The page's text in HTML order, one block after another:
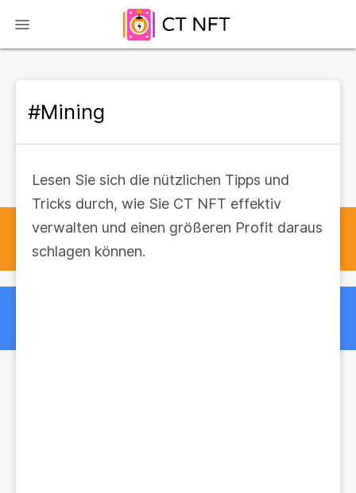
#Mining
Lesen Sie sich die nützlichen Tipps und
Tricks durch, wie Sie CT NFT effektiv
verwalten und einen größeren Profit daraus
schlagen können.